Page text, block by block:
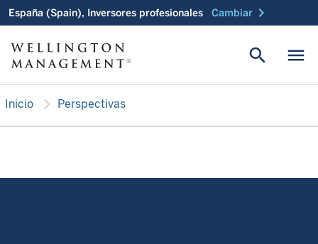
España (Spain), Inversores profesionales Cambiar chevron_right
menu
search
Inicio chevron_right Perspectivas